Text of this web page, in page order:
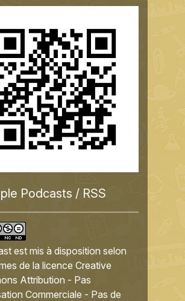
Podcasts / RSS
est mis à disposition selon
de lalicence Creative
Attribution - Pas
Commerciale - Pas de